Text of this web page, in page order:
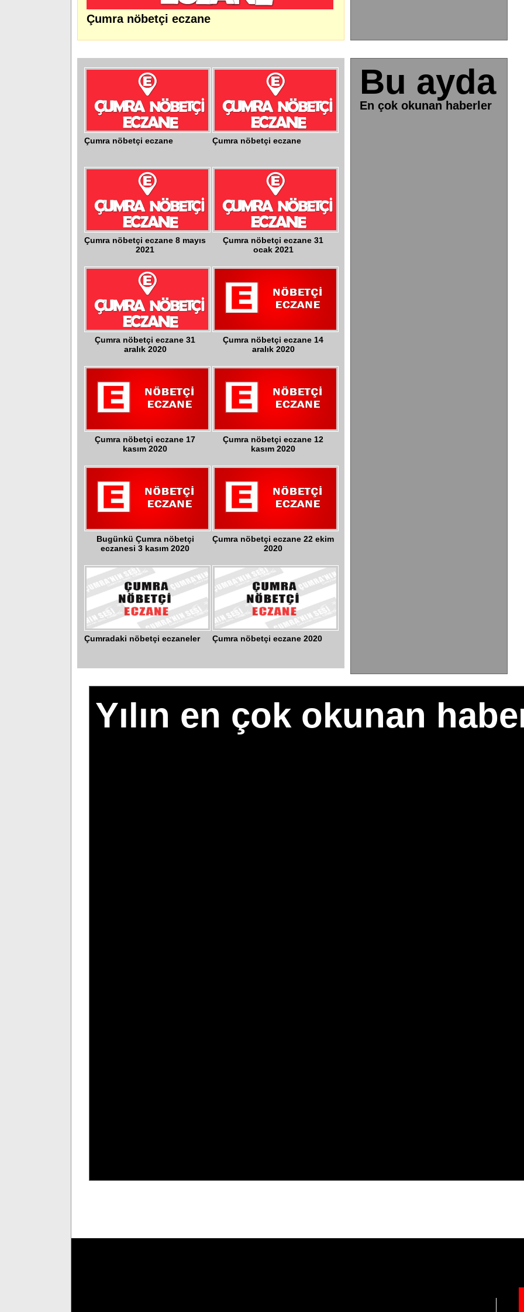
Çumra nöbetçi eczane
Çumra nöbetçi eczane Çumra nöbetçi eczane
Çumra nöbetçi eczane 8 mayıs
2021
Çumra nöbetçi eczane 31
ocak 2021
Çumra nöbetçi eczane 31
aralık 2020
Çumra nöbetçi eczane 14
aralık 2020
Çumra nöbetçi eczane 17
kasım 2020
Çumra nöbetçi eczane 12
kasım 2020
Bugünkü Çumra nöbetçi
eczanesi 3 kasım 2020
Çumra nöbetçi eczane 22 ekim
2020
Çumradaki nöbetçi eczaneler Çumra nöbetçi eczane 2020
Bu ayda
En çok okunan haberler
Yılın en çok okunan